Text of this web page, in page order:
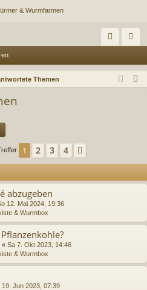
m ist
Themen
1 2 3 4
abzugeben
12. Mai 2024, 19:36
& Wurmbox
« Sa 7. Okt 2023, 14:46
& Wurmbox
19. Jun 2023, 07:39